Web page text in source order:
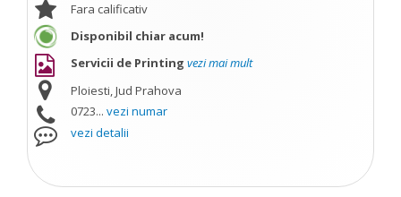
Fara calificativ
Disponibil chiar acum!
Servicii de Printing vezi mai mult
Ploiesti, Jud Prahova
0723... vezi numar
vezi detalii